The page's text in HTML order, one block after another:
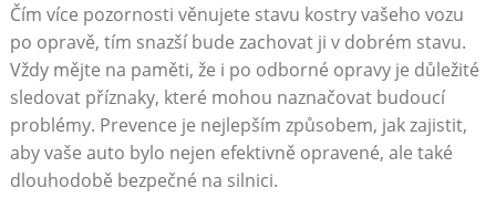
Čím více pozornosti věnujete stavu kostry vašeho vozu
⁢po ‌opravě, tím snazší bude zachovat ji v dobrém stavu.
‌Vždy mějte na​ paměti, že i‌ po odborné opravy je důležité
sledovat příznaky, které mohou naznačovat ⁢budoucí
problémy. Prevence ⁤je nejlepším způsobem, jak zajistit,
aby⁣ vaše auto bylo nejen efektivně opravené, ale také
dlouhodobě bezpečné na silnici.